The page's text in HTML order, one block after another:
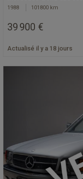
1988 101800 km
39 900 €
Actualisé il y a 18 jours